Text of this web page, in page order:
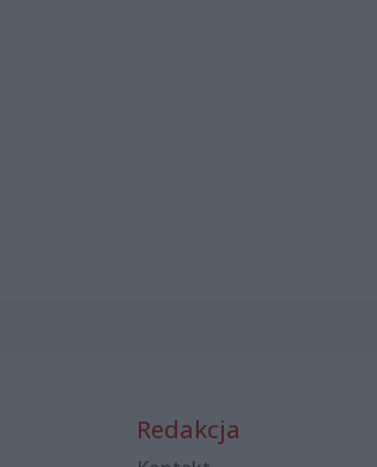
Redakcja